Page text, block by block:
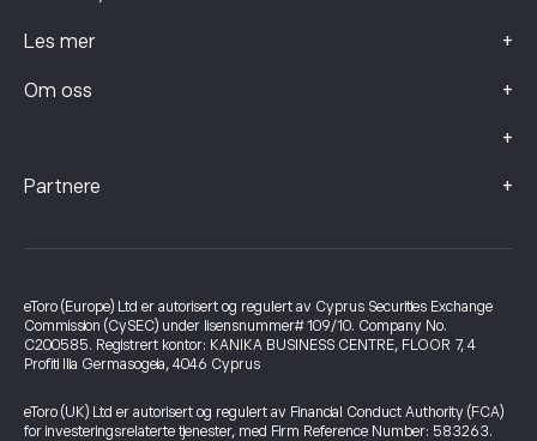
Les mer +
Om oss +
+
Partnere +
eToro (Europe) Ltd er autorisert og regulert av Cyprus Securities Exchange
Commission (CySEC) under lisensnummer# 109/10. Company No.
C200585. Registrert kontor: KANIKA BUSINESS CENTRE, FLOOR 7, 4
Profiti Ilia Germasogeia, 4046 Cyprus
eToro (UK) Ltd er autorisert og regulert av Financial Conduct Authority (FCA)
for investeringsrelaterte tjenester, med Firm Reference Number: 583263.